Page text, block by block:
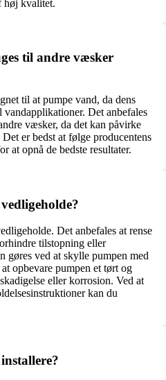
høj kvalitet.
til andre væsker
til at pumpe vand, da dens
Det anbefales
væsker, da det kan påvirke
er bedst at følge producentens
at opnå de bedste resultater.
Det anbefales at rense
tilstopning eller
gøres ved at skylle pumpen med
opbevare pumpen et tørt og
eller korrosion. Ved at
kan du